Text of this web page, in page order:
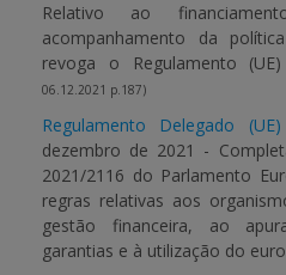
Relativo ao
acompanhamento da
revoga o Regulamento
06.12.2021 p.187)
Regulamento Delegado
dezembro de 2021 -
2021/2116 do Parlamento
regras relativas aos
gestão financeira, ao
garantias e à utilização do